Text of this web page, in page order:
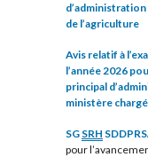
de l’agriculture
Avis relatif à
l’année 2026
principal
ministère
SG SRH
pour